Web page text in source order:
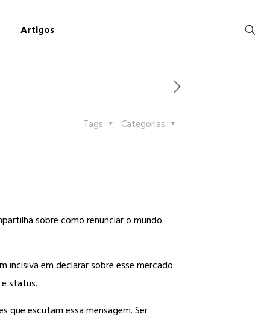
Artigos
Categorias
Tags
sobre como renunciar o mundo
incisiva em declarar sobre esse mercado
status.
que escutam essa mensagem. Ser